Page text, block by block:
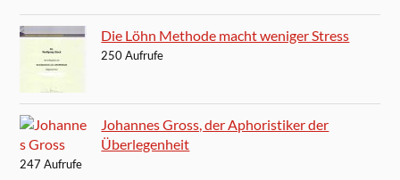
Die Löhn Methode macht weniger Stress
250 Aufrufe
Johannes Gross, der Aphoristiker der
Überlegenheit
247 Aufrufe